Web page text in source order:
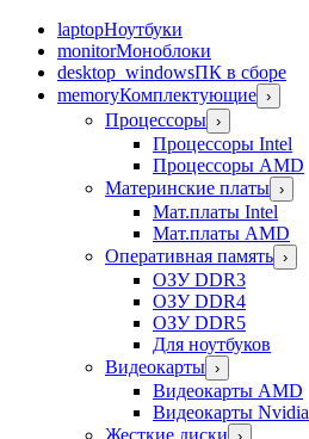
laptopНоутбуки
monitorМоноблоки
desktop_windowsПК в сборе
memoryКомплектующие ›
Процессоры ›
Процессоры Intel
Процессоры AMD
Материнские платы ›
Мат.платы Intel
Мат.платы AMD
Оперативная память ›
ОЗУ DDR3
ОЗУ DDR4
ОЗУ DDR5
Для ноутбуков
Видеокарты ›
Видеокарты AMD
Видеокарты Nvidia
Жесткие диски